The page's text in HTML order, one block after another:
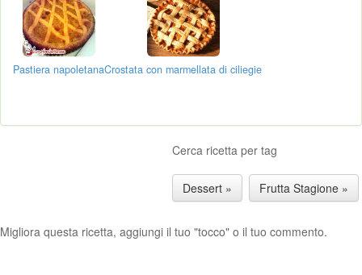
Pastiera napoletanaCrostata con marmellata di ciliegie
Cerca ricetta per tag
Dessert » Frutta Stagione »
Migliora questa ricetta, aggiungi il tuo "tocco" o il tuo commento.